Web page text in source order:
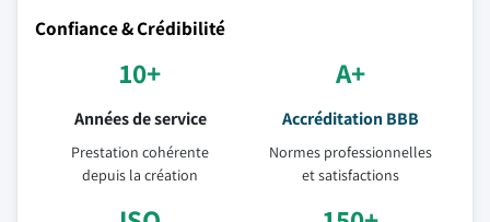
Confiance & Crédibilité
10+
Années de service
Prestation cohérente
depuis la création
A+
Accréditation BBB
Normes professionnelles
et satisfactions